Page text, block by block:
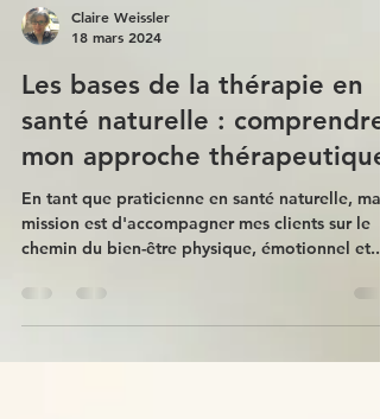
Claire Weissler
18 mars 2024
Les bases de la thérapie en
santé naturelle : comprendre
mon approche thérapeutique
mission est d'accompagner mes clients sur le
chemin du bien-être physique, émotionnel et...